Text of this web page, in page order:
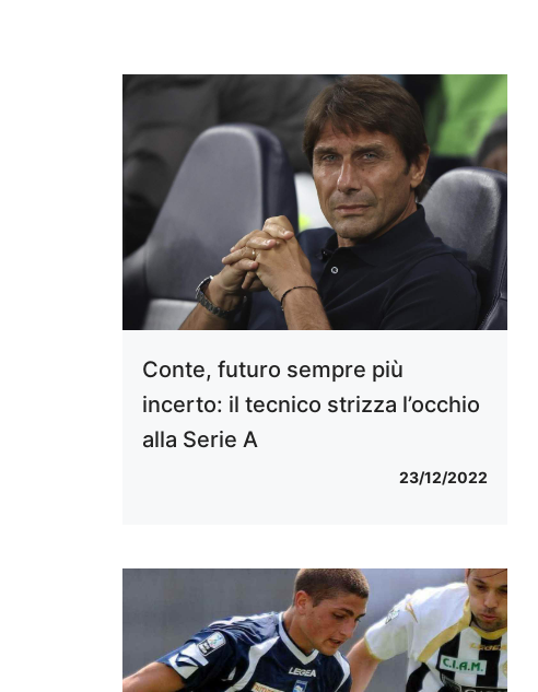
Conte, futuro sempre più
incerto: il tecnico strizza l’occhio
alla Serie A
23/12/2022